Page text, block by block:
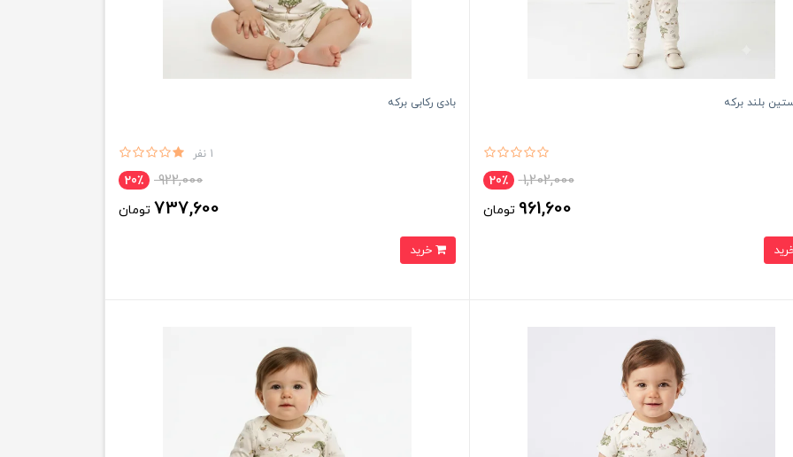
بلند برکه
1,202,000 20٪
961,600 تومان
بادی رکابی برکه
1 نفر
922,000 20٪
737,600 تومان
خرید